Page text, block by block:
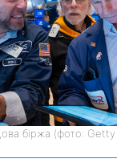
біржа (фото: Getty